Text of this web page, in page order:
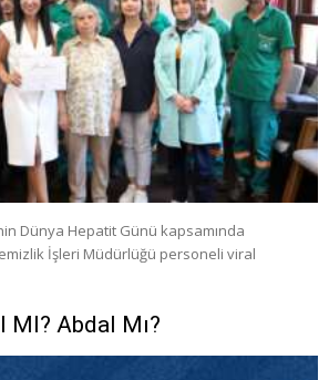
Dünya Hepatit Günü kapsamında
İşleri Müdürlüğü personeli viral
MI? Abdal Mı?